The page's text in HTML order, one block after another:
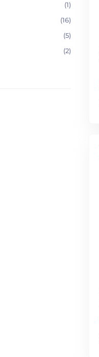
(1)
(16)
(5)
(2)